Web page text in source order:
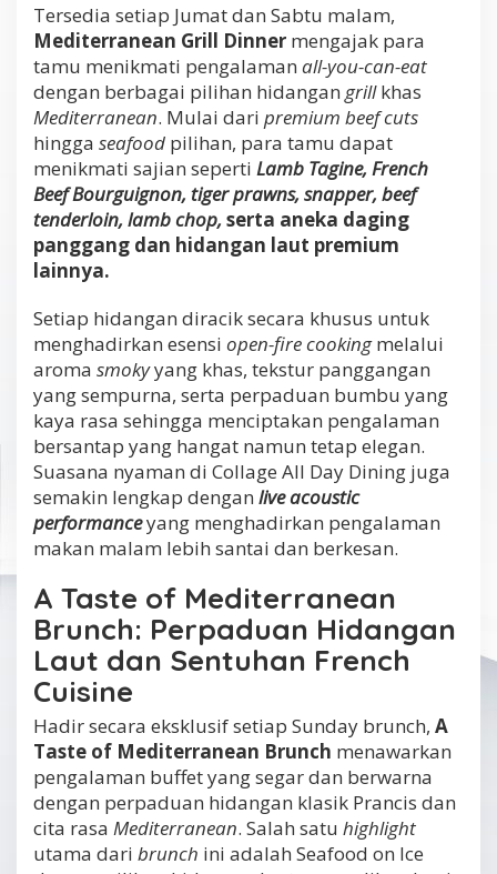
Tersedia setiap Jumat dan Sabtu malam,
Mediterranean Grill Dinner mengajak para
tamu menikmati pengalaman all-you-can-eat
dengan berbagai pilihan hidangan grillkhas
Mediterranean. Mulai dari premium beef cuts
hingga seafood pilihan, para tamu dapat
menikmati sajian seperti Lamb Tagine, French
Beef Bourguignon, tiger prawns, snapper, beef
tenderloin, lamb chop, serta aneka daging
panggang dan hidangan laut premium
lainnya.
Setiap hidangan diracik secara khusus untuk
menghadirkan esensi open-fire cookingmelalui
aroma smokyyang khas, tekstur panggangan
yang sempurna, serta perpaduan bumbu yang
kaya rasa sehingga menciptakan pengalaman
bersantap yang hangat namun tetap elegan.
Suasana nyaman di Collage All Day Dining juga
semakin lengkap dengan live acoustic
performanceyang menghadirkan pengalaman
makan malam lebih santai dan berkesan.
A Taste of Mediterranean
Brunch: Perpaduan Hidangan
Laut dan Sentuhan French
Cuisine
Hadir secara eksklusif setiap Sunday brunch, A
Taste of Mediterranean Brunch menawarkan
pengalaman buffet yang segar dan berwarna
dengan perpaduan hidangan klasik Prancis dan
cita rasa Mediterranean. Salah satu highlight
utama dari brunch ini adalah Seafood on Ice